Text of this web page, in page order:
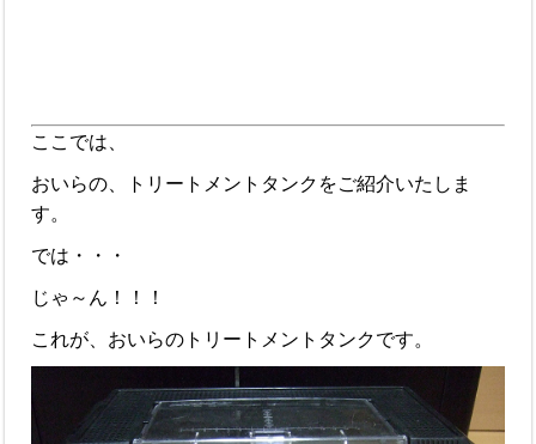
ここでは、
おいらの、トリートメントタンクをご紹介いたしま
す。
では・・・
じゃ～ん！！！
これが、おいらのトリートメントタンクです。